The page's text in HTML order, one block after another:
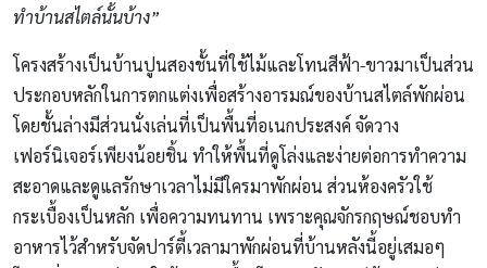
ทำบ้านสไตล์นั้นบ้าง”
โครงสร้างเป็นบ้านปูนสองชั้นที่ใช้ไม้และโทนสีฟ้า-ขาวมาเป็นส่วน
ประกอบหลักในการตกแต่งเพื่อสร้างอารมณ์ของบ้านสไตล์พักผ่อน
โดยชั้นล่างมีส่วนนั่งเล่นที่เป็นพื้นที่อเนกประสงค์ จัดวาง
เฟอร์นิเจอร์เพียงน้อยชิ้น ทำให้พื้นที่ดูโล่งและง่ายต่อการทำความ
สะอาดและดูแลรักษาเวลาไม่มีใครมาพักผ่อน ส่วนห้องครัวใช้
กระเบื้องเป็นหลัก เพื่อความทนทาน เพราะคุณจักรกฤษณ์ชอบทำ
อาหารไว้สำหรับจัดปาร์ตี้เวลามาพักผ่อนที่บ้านหลังนี้อยู่เสมอๆ